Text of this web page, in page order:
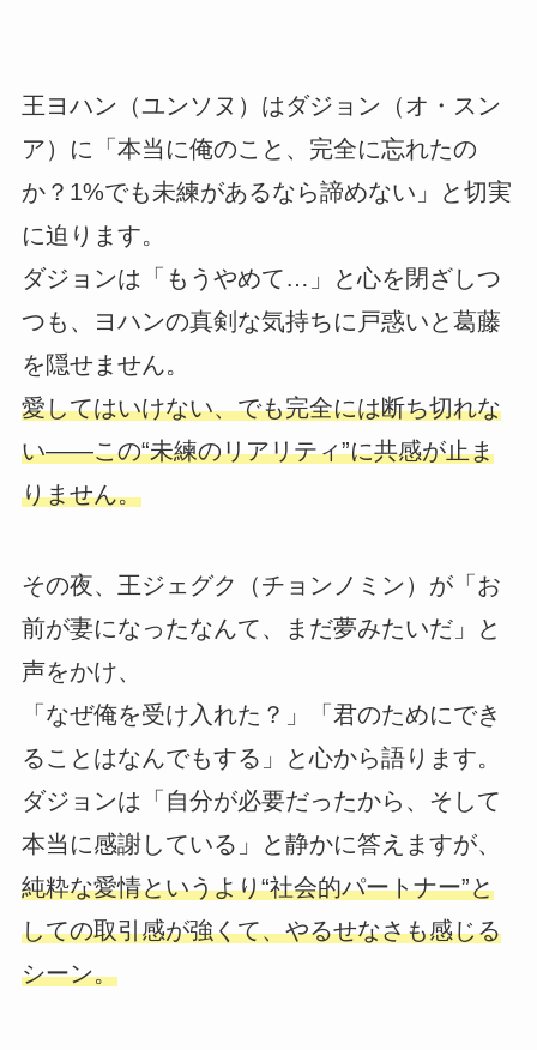
王ヨハン（ユンソヌ）はダジョン（オ・スン
ア）に「本当に俺のこと、完全に忘れたの
か？1%でも未練があるなら諦めない」と切実
に迫ります。
ダジョンは「もうやめて…」と心を閉ざしつ
つも、ヨハンの真剣な気持ちに戸惑いと葛藤
を隠せません。
愛してはいけない、でも完全には断ち切れな
い――この“未練のリアリティ”に共感が止ま
りません。
その夜、王ジェグク（チョンノミン）が「お
前が妻になったなんて、まだ夢みたいだ」と
声をかけ、
「なぜ俺を受け入れた？」「君のためにでき
ることはなんでもする」と心から語ります。
ダジョンは「自分が必要だったから、そして
本当に感謝している」と静かに答えますが、
純粋な愛情というより“社会的パートナー”と
しての取引感が強くて、やるせなさも感じる
シーン。